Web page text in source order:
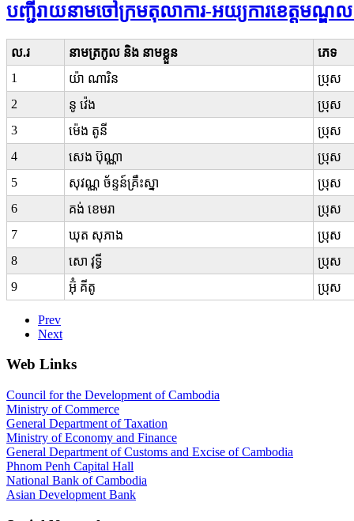
បញ្ជីរាយនាមចៅក្រមតុលាការ-អយ្យការខេត្តមណ្ឌល
ល.រ នាមត្រកូល និង នាមខ្លួន
ភេទ
1
យ៉ា ណារិន
ប្រុស
2
នូ វ៉េង​
ប្រុស
3
ម៉េង តូនី
ប្រុស
4
សេង ប៊ុណ្ណា
ប្រុស
5
សុវណ្ណ ច័ន្ទន៍គ្រឹះស្នា
ប្រុស
6
គង់ ខេមរា
ប្រុស
7
ឃុត សុភាង
ប្រុស
8
សោ វុទ្ធី
ប្រុស
9
អ៊ុំ គីតូ ប្រុស
Prev
Next
Web Links
Council for the Development of Cambodia
Ministry of Commerce
General Department of Taxation
Ministry of Economy and Finance
General Department of Customs and Excise of Cambodia
Phnom Penh Capital Hall
National Bank of Cambodia
Asian Development Bank